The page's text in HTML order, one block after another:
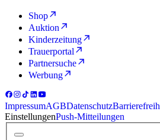
Shop
Auktion
Kinderzeitung
Trauerportal
Partnersuche
Werbung
ImpressumAGBDatenschutz
EinstellungenPush-Mitteilungen